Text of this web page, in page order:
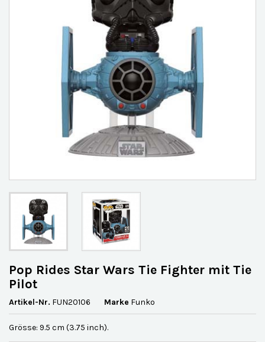
Pop Rides Star Wars Tie Fighter mit Tie
Pilot
Artikel-Nr. FUN20106 Marke Funko
Grösse: 9.5 cm (3.75 inch).